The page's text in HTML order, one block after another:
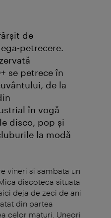
de
petrecere.
se petrece în
de la
în vogă
disco, pop şi
la modă
vineri si sambata un
discoteca situata
deja de zeci de ani
din partea
celor maturi. Uneori